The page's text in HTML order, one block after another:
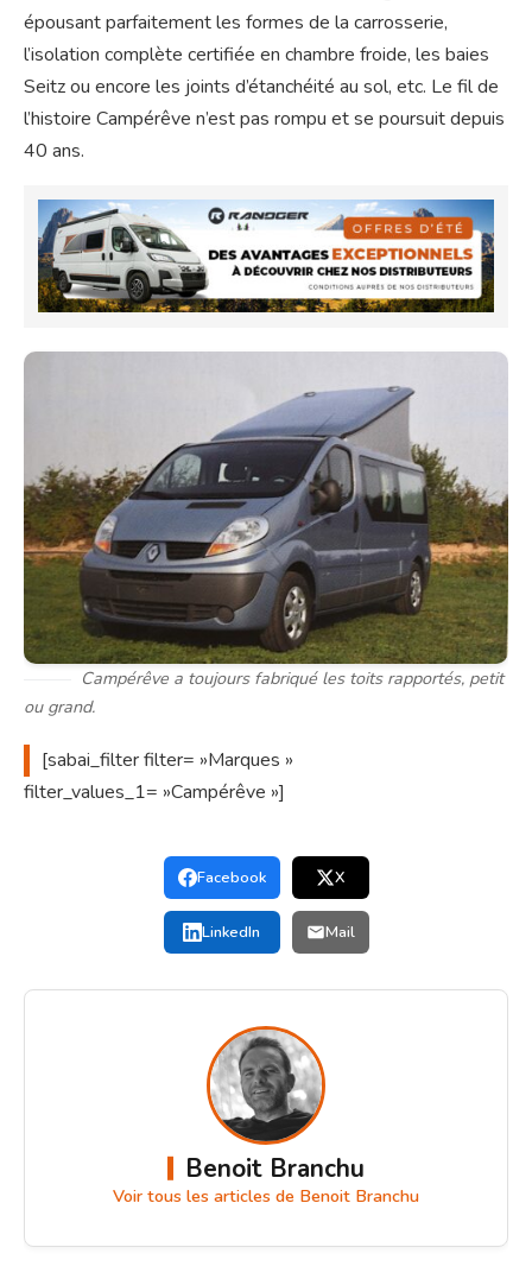
épousant parfaitement les formes de la carrosserie,
l’isolation complète certifiée en chambre froide, les baies
Seitz ou encore les joints d’étanchéité au sol, etc. Le fil de
l’histoire Campérêve n’est pas rompu et se poursuit depuis
40 ans.
Campérêve a toujours fabriqué les toits rapportés, petit
ou grand.
[sabai_filterfilter= »Marques »
filter_values_1= »Campérêve »]
Facebook X
LinkedIn Mail
Benoit Branchu
Voir tous les articles de Benoit Branchu